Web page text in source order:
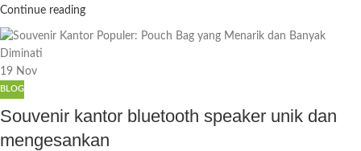
Continue reading
19 Nov
BLOG
Souvenir kantor bluetooth speaker unik dan
mengesankan